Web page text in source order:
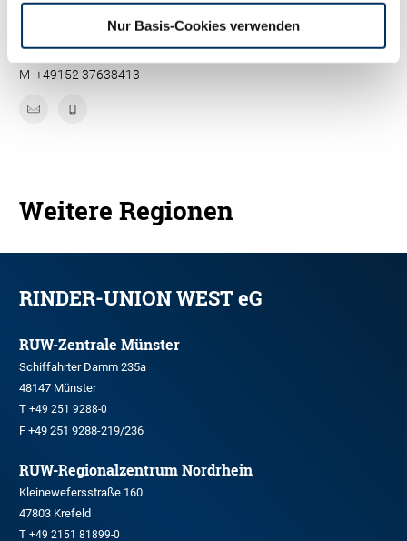
Nur Basis-Cookies verwenden
EBB-Betreuer
M +49152 37638413
Weitere Regionen
RINDER-UNION WEST eG
RUW-Zentrale Münster
Schiffahrter Damm 235a
48147 Münster
T +49 251 9288-0
F +49 251 9288-219/236
RUW-Regionalzentrum Nordrhein
Kleinewefersstraße 160
47803 Krefeld
T +49 2151 81899-0